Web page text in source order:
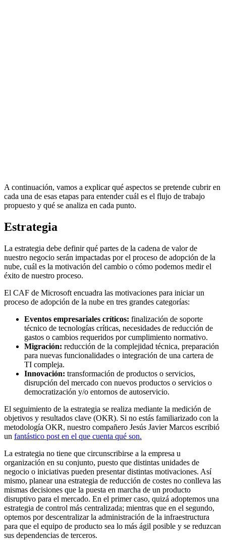
A continuación, vamos a explicar qué aspectos se pretende cubrir en
cada una de esas etapas para entender cuál es el flujo de trabajo
propuesto y qué se analiza en cada punto.
Estrategia
La estrategia debe definir qué partes de la cadena de valor de
nuestro negocio serán impactadas por el proceso de adopción de la
nube, cuál es la motivación del cambio o cómo podemos medir el
éxito de nuestro proceso.
El CAF de Microsoft encuadra las motivaciones para iniciar un
proceso de adopción de la nube en tres grandes categorías:
Eventos empresariales críticos: finalización de soporte
técnico de tecnologías críticas, necesidades de reducción de
gastos o cambios requeridos por cumplimiento normativo.
Migración: reducción de la complejidad técnica, preparación
para nuevas funcionalidades o integración de una cartera de
TI compleja.
Innovación: transformación de productos o servicios,
disrupción del mercado con nuevos productos o servicios o
democratización y/o entornos de autoservicio.
El seguimiento de la estrategia se realiza mediante la medición de
objetivos y resultados clave (OKR). Si no estás familiarizado con la
metodología OKR, nuestro compañero Jesús Javier Marcos escribió
un fantástico post en el que cuenta qué son.
La estrategia no tiene que circunscribirse a la empresa u
organización en su conjunto, puesto que distintas unidades de
negocio o iniciativas pueden presentar distintas motivaciones. Así
mismo, planear una estrategia de reducción de costes no conlleva las
mismas decisiones que la puesta en marcha de un producto
disruptivo para el mercado. En el primer caso, quizá adoptemos una
estrategia de control más centralizada; mientras que en el segundo,
optemos por descentralizar la administración de la infraestructura
para que el equipo de producto sea lo más ágil posible y se reduzcan
sus dependencias de terceros.